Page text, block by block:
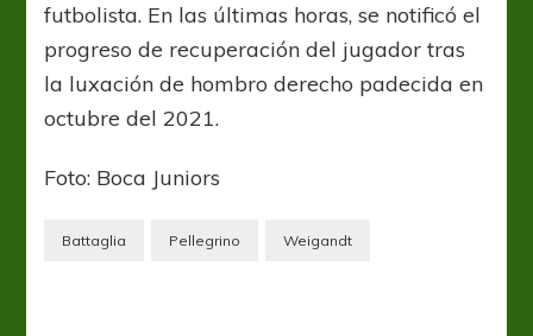
futbolista. En las últimas horas, se notificó el
progreso de recuperación del jugador tras
la luxación de hombro derecho padecida en
octubre del 2021.
Foto: Boca Juniors
Battaglia Pellegrino Weigandt